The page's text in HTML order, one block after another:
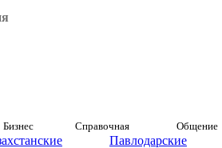
Бизнес Справочная Общение
Павлодарские